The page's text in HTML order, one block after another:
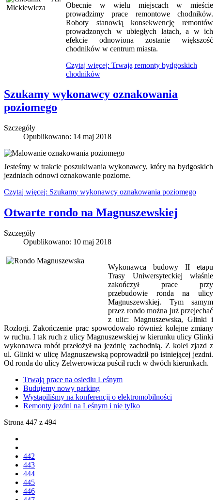
Obecnie w wielu miejscach w mieście
prowadzimy prace remontowe chodników.
Roboty stanowią konsekwencję remontów
prowadzonych w ubiegłych latach, a w ich
efekcie odnowiona zostanie większość
chodników w centrum miasta.
Czytaj więcej: Trwają remonty bydgoskich
chodników
Szukamy wykonawcy oznakowania
poziomego
Szczegóły
Opublikowano: 14 maj 2018
Jesteśmy w trakcie poszukiwania wykonawcy, który na bydgoskich
jezdniach odnowi oznakowanie poziome.
Czytaj więcej: Szukamy wykonawcy oznakowania poziomego
Otwarte rondo na Magnuszewskiej
Szczegóły
Opublikowano: 10 maj 2018
Wykonawca budowy II etapu
Trasy Uniwersyteckiej właśnie
zakończył prace przy
przebudowie ronda na ulicy
Magnuszewskiej. Tym samym
przez rondo można już przejechać
z ulic: Magnuszewska, Glinki i
Rozłogi. Zakończenie prac spowodowało również kolejne zmiany
w ruchu. I tak ruch z ulicy Magnuszewskiej w kierunku ulicy Glinki
wykonawca robót przełożył na jezdnię zachodnią. Z kolei zjazd z
ul. Glinki w ulicę Magnuszewską poprowadził po istniejącej jezdni.
Od ronda do ulicy Zelwerowicza puścił ruch w dwóch kierunkach.
Trwają prace na osiedlu Leśnym
Budujemy nowy parking
Wystąpiliśmy na konferencji o elektromobilności
Remonty jezdni na Leśnym i nie tylko
Strona 447 z 494
442
443
444
445
446